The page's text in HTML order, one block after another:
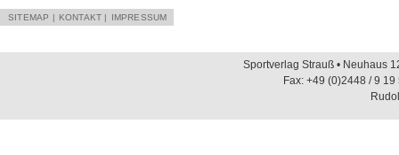
SITEMAP | KONTAKT | IMPRESSUM
Sportverlag Strauß • Neuhaus
Fax: +49 (0)2448 / 9